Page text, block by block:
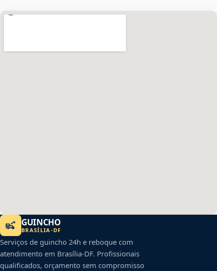
GUINCHO
BRASÍLIA -DF
Serviços de guincho 24h e reboque com
atendimento em Brasília-DF. Profissionais
qualificados, orçamento sem compromisso